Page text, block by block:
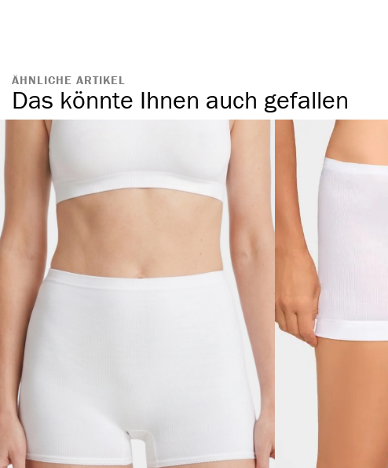
ÄHNLICHE ARTIKEL
Das könnte Ihnen auch gefallen